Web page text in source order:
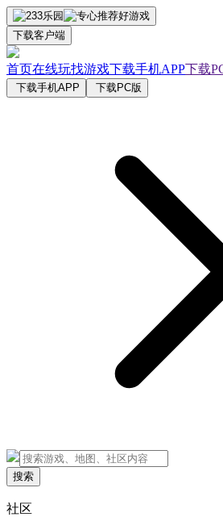
下载客户端
首页在线玩找游戏下载手机APP下载
下载手机APP 下载PC版
搜索
社区